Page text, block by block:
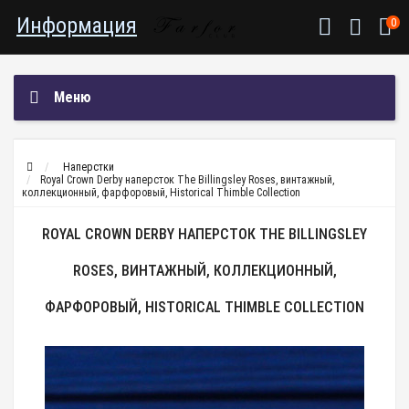
Информация 0
Меню
Наперстки
Royal Crown Derby наперсток The Billingsley Roses, винтажный,
коллекционный, фарфоровый, Historical Thimble Collection
ROYAL CROWN DERBY НАПЕРСТОК THE BILLINGSLEY
ROSES, ВИНТАЖНЫЙ, КОЛЛЕКЦИОННЫЙ,
ФАРФОРОВЫЙ, HISTORICAL THIMBLE COLLECTION